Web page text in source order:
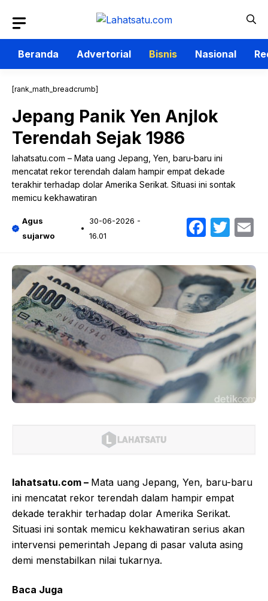
isi
Beranda
Advertorial Bisnis Nasional
[rank_math_breadcrumb]
Jepang Panik Yen Anjlok
Terendah Sejak 1986
lahatsatu.com – Mata uang Jepang, Yen, baru-baru ini
mencatat rekor terendah dalam hampir empat dekade
terakhir terhadap dolar Amerika Serikat. Situasi ini sontak
memicu kekhawatiran
Agus
sujarwo
30-06-2026 -
16.01
lahatsatu.com – Mata uang Jepang, Yen, baru-baru
ini mencatat rekor terendah dalam hampir empat
dekade terakhir terhadap dolar Amerika Serikat.
Situasi ini sontak memicu kekhawatiran serius akan
intervensi pemerintah Jepang di pasar valuta asing
demi menstabilkan nilai tukarnya.
Baca Juga